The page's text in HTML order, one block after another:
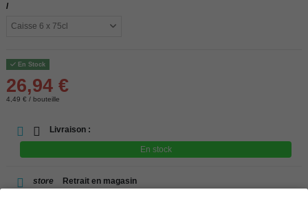
/
En Stock
26,94 €
4,49 € / bouteille
Livraison :
En stock
store Retrait en magasin